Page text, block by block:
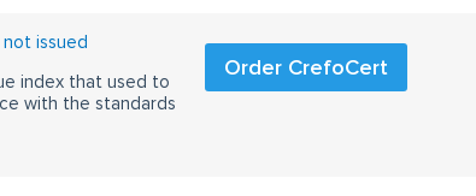
issued
Order CrefoCert
index that used to
with the standards